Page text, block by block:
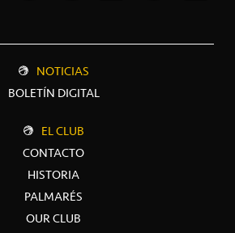
NOTICIAS
BOLETÍN DIGITAL
EL CLUB
CONTACTO
HISTORIA
PALMARÉS
OUR CLUB